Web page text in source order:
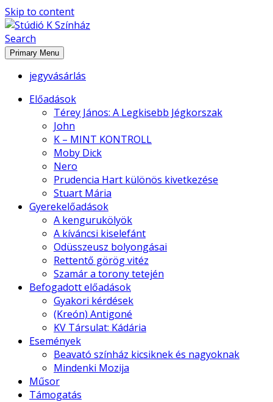
Skip to content
Stúdió K Színház
Search
Primary Menu
jegyvásárlás
Előadások
Térey János: A Legkisebb Jégkorszak
John
K – MINT KONTROLL
Moby Dick
Nero
Prudencia Hart különös kivetkezése
Stuart Mária
Gyerekelőadások
A kengurukölyök
A kíváncsi kiselefánt
Odüsszeusz bolyongásai
Rettentő görög vitéz
Szamár a torony tetején
Befogadott előadások
Gyakori kérdések
(Kreón) Antigoné
KV Társulat: Kádária
Események
Beavató színház kicsiknek és nagyoknak
Mindenki Mozija
Műsor
Támogatás